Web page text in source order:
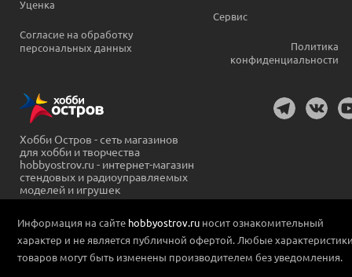
Уценка
Согласие на обработку
персональных данных
Сервис
Политика
конфиденциальности
Хобби Остров - сеть магазинов
для хобби и творчества
hobbyostrov.ru - интернет-магазин
стендовых и радиоуправляемых
моделей и игрушек
Информация на сайте hobbyostrov.ru носит ознакомительный
характер и не является публичной офертой. Любые
товаров могут быть изменены производителем без уведомления.